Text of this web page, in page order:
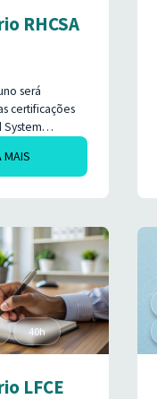
RHCSA
será
certificações
System
e/ou Linux
System
com foco
nos
do dia a dia
de
source.
MAIS
40h
LFCE